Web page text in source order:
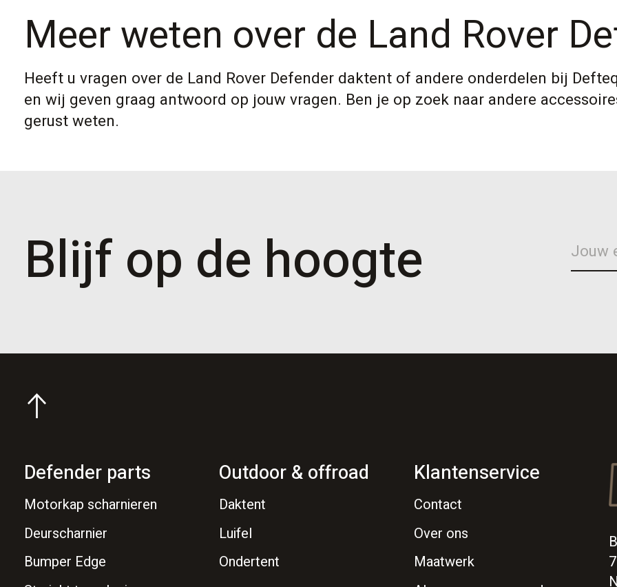
Meer weten over de Land Rover
Heeft u vragen over de Land Rover Defender daktent of andere onderdelen bij
en wij geven graag antwoord op jouw vragen. Ben je op zoek naar andere
gerust weten.
Blijf op de hoogte
Defender parts
Motorkap scharnieren
Deurscharnier
Bumper Edge
Outdoor & offroad
Daktent
Luifel
Ondertent
Klantenservice
Contact
Over ons
Maatwerk